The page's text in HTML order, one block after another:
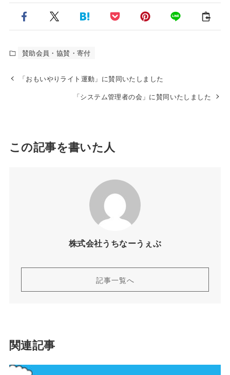
賛助会員・協賛・寄付
「おもいやりライト運動」に賛同いたしました
「システム管理者の会」に賛同いたしました
この記事を書いた人
株式会社うちなーうぇぶ
記事一覧へ
関連記事